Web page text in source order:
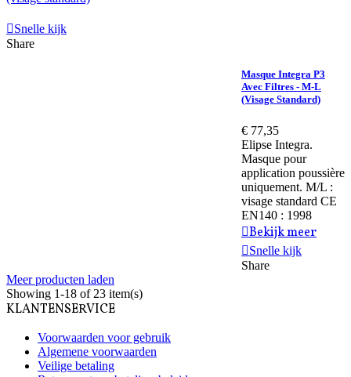
Snelle kijk
Share
Masque Integra P3
Avec Filtres - M-L
(visage Standard)
€ 77,35
Elipse Integra.
Masque pour
application poussière
uniquement. M/L :
visage standard CE
EN140 : 1998
Bekijk meer
Snelle kijk
Share
Meer producten laden
Showing 1-18 of 23 item(s)
KLANTENSERVICE
Voorwaarden voor gebruik
Algemene voorwaarden
Veilige betaling